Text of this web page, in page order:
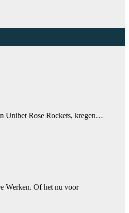
Unibet Rose Rockets, kregen…
Werken. Of het nu voor